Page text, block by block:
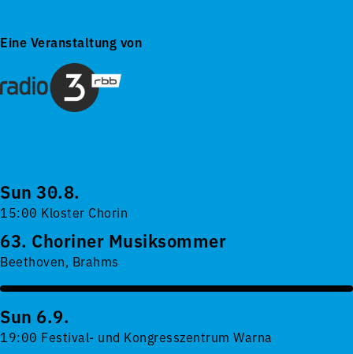
Eine Veranstaltung von
Sun 30.8.
15:00 Kloster Chorin
63. Choriner Musiksommer
Beethoven, Brahms
Sun 6.9.
19:00 Festival- und Kongresszentrum Warna